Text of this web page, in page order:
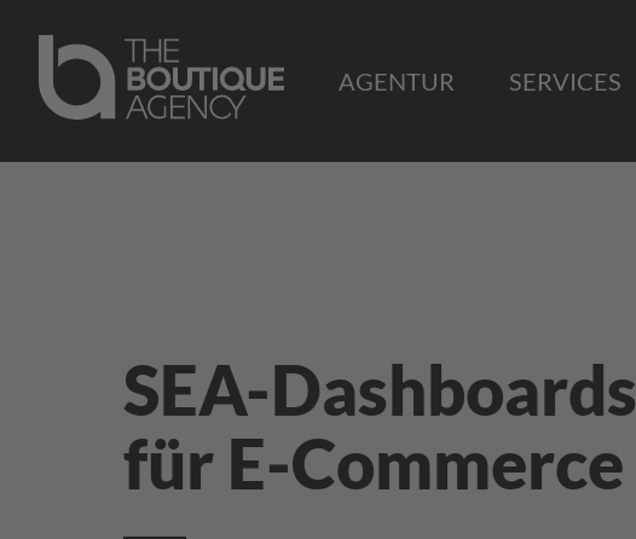
AGENTUR SERVICES
SEA-Dashboards
für E-Commerce